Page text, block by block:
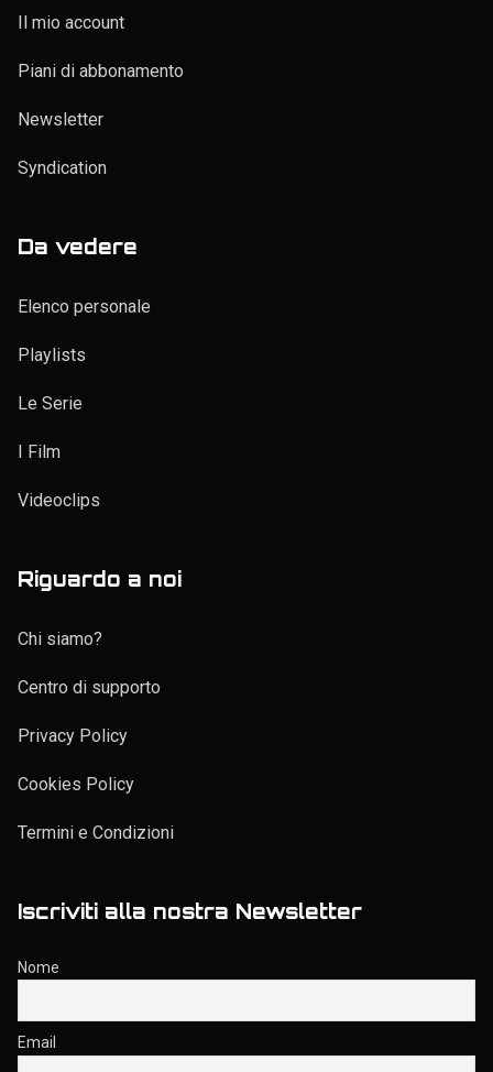
Il mio account
Piani di abbonamento
Newsletter
Syndication
Da vedere
Elenco personale
Playlists
Le Serie
I Film
Videoclips
Riguardo a noi
Chi siamo?
Centro di supporto
Privacy Policy
Cookies Policy
Termini e Condizioni
Iscriviti alla nostra Newsletter
Nome
Email